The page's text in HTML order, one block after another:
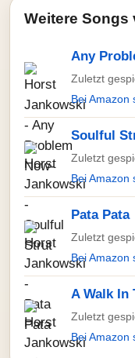
Weitere
Any
Zuletzt
Bei Amazon
Soulful
Zuletzt
Bei Amazon
Pata Pata
Zuletzt
Bei Amazon
A Walk In
Zuletzt
Bei Amazon